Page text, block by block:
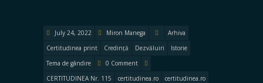
July 24, 2022 Miron Manega
Arhiva
Certitudinea print
Credință Dezvăluiri
Istorie
Tema de gândire
0 Comment
CERTITUDINEA Nr. 115
certitudinea.ro
certitudinea.ro